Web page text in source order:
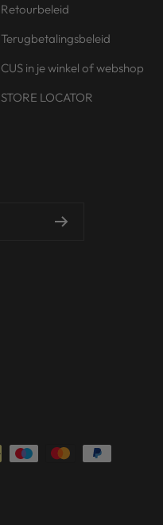
Retourbeleid
Terugbetalingsbeleid
CUS in je winkel of webshop
STORE LOCATOR